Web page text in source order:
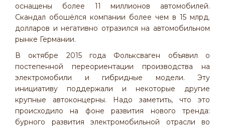
оснащены более 11 миллионов автомобилей.
Скандал обошёлся компании более чем в 15 млрд.
долларов и негативно отразился на автомобильном
рынке Германии.
В октябре 2015 года Фольксваген объявил о
постепенной переориентации производства на
электромобили и гибридные модели. Эту
инициативу поддержали и некоторые другие
крупные автоконцерны. Надо заметить, что это
происходило на фоне развития нового тренда:
бурного развития электромобильной отрасли во